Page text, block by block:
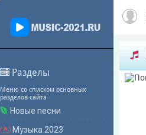
Разделы
Меню со списком основных
разделов сайта
Новые песни
Музыка 2023